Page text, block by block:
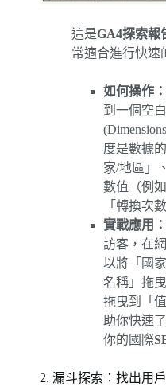
這是GA4探索報
常適合進行快速
如何操作：
到一個空
度是數據
家/地區」
數值（例
「轉換次
實戰應用：
訪客，在
以將「國
名稱」拖
拖曳到「
助你快速
你的國際
2. 漏斗探索：找出用